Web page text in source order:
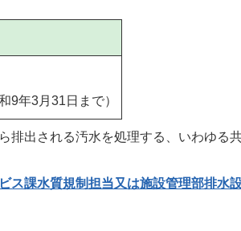
9年3月31日まで）
出される汚水を処理する、いわゆる
ス課水質規制担当又は施設管理部排水